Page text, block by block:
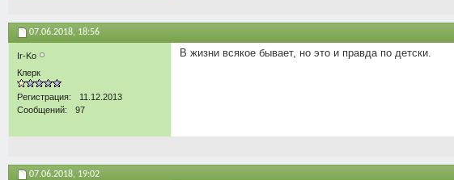
07.06.2018, 18:56
Ir-Ko
Клерк
Регистрация
11.12.2013
Сообщений
97
В жизни всякое бывает, но это и правда по детски.
07.06.2018, 19:02